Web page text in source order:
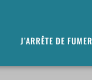
J’ARRÊTE DE FUMER